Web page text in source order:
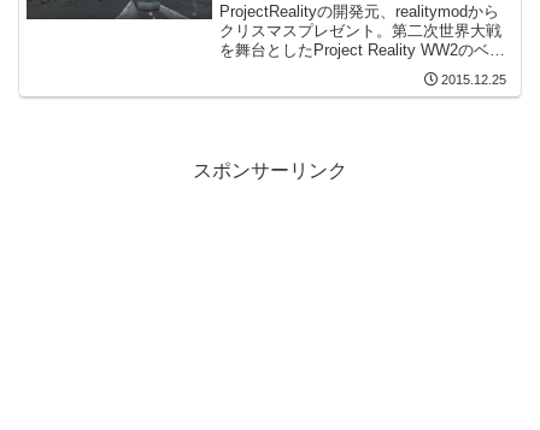
ProjectRealityの開発元、realitymodから
クリスマスプレゼント。第二次世界大戦
を舞台としたProject Reality WW2のベー
タ開催がアナウンスされました。
BattleField2の大型MODで第二次世界大戦
2015.12.25
スポンサーリンク